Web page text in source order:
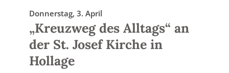
Donnerstag, 3. April
„Kreuzweg des Alltags“ an
der St. Josef Kirche in
Hollage